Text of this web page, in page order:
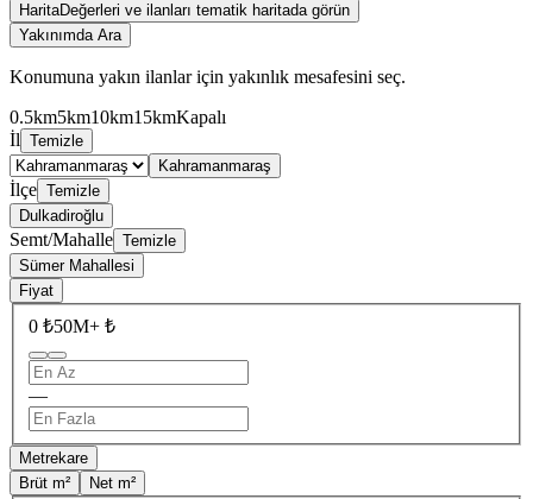
HaritaDeğerleri ve ilanları tematik haritada görün
Yakınımda Ara
Konumuna yakın ilanlar için yakınlık mesafesini seç.
0.5km5km10km15kmKapalı
İl Temizle
Kahramanmaraş
İlçe Temizle
Dulkadiroğlu
Semt/Mahalle Temizle
Sümer Mahallesi
Fiyat
0 ₺50M+ ₺
—
Metrekare
Brüt m²
Net m²